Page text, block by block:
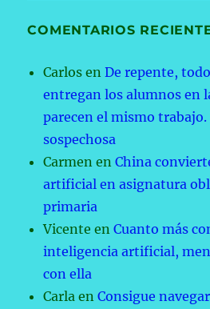
COMENTARIOS
Carlos enDe repente,
entregan los alumnos en
parecen el mismo trabajo.
sospechosa
Carmen enChina
artificial en asignatura
primaria
Vicente enCuanto más
inteligencia artificial,
con ella
Carla enConsigue